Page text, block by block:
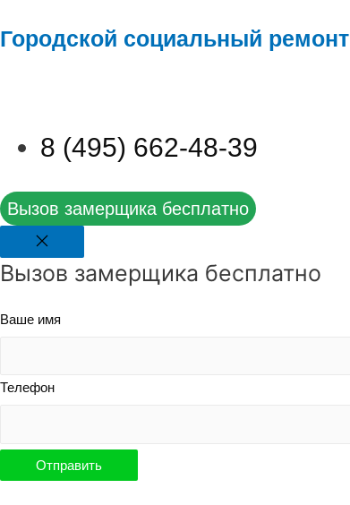
Городской социальный ремонт
8 (495) 662-48-39
Вызов замерщика бесплатно
Вызов замерщика бесплатно
Ваше имя
Телефон